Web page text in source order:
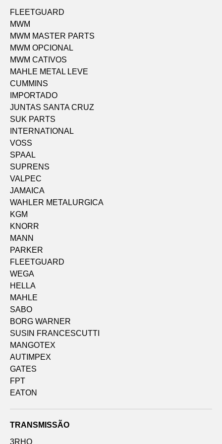
FLEETGUARD
MWM
MWM MASTER PARTS
MWM OPCIONAL
MWM CATIVOS
MAHLE METAL LEVE
CUMMINS
IMPORTADO
JUNTAS SANTA CRUZ
SUK PARTS
INTERNATIONAL
VOSS
SPAAL
SUPRENS
VALPEC
JAMAICA
WAHLER METALURGICA
KGM
KNORR
MANN
PARKER
FLEETGUARD
WEGA
HELLA
MAHLE
SABO
BORG WARNER
SUSIN FRANCESCUTTI
MANGOTEX
AUTIMPEX
GATES
FPT
EATON
TRANSMISSÃO
3RHO